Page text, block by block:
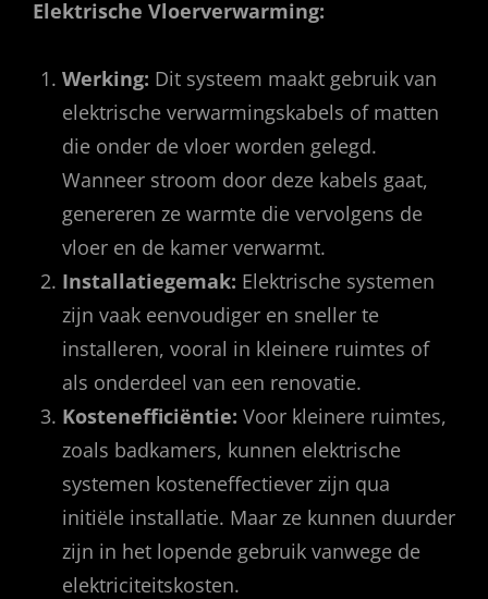
Elektrische Vloerverwarming:
Werking: Dit systeem maakt gebruik van
elektrische verwarmingskabels of matten
die onder de vloer worden gelegd.
Wanneer stroom door deze kabels gaat,
genereren ze warmte die vervolgens de
vloer en de kamer verwarmt.
Installatiegemak: Elektrische systemen
zijn vaak eenvoudiger en sneller te
installeren, vooral in kleinere ruimtes of
als onderdeel van een renovatie.
Kostenefficiëntie: Voor kleinere ruimtes,
zoals badkamers, kunnen elektrische
systemen kosteneffectiever zijn qua
initiële installatie. Maar ze kunnen duurder
zijn in het lopende gebruik vanwege de
elektriciteitskosten.